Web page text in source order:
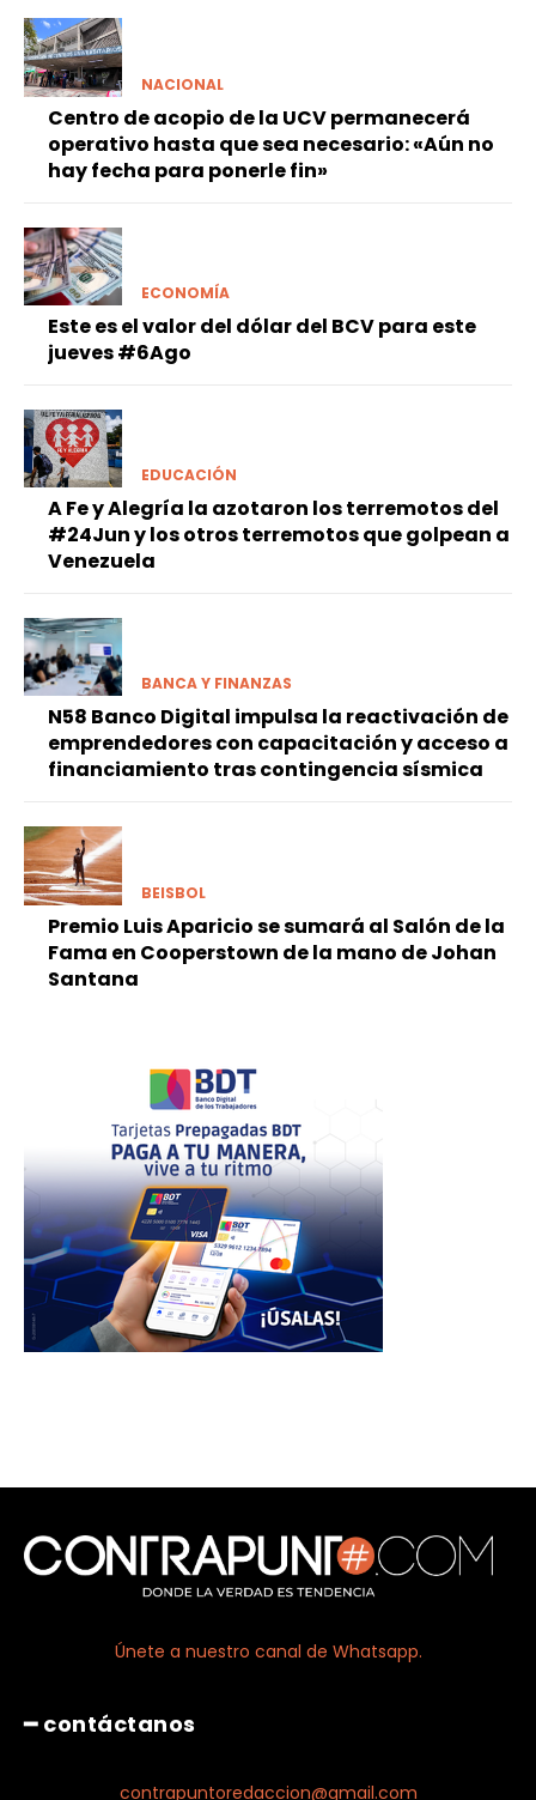
NACIONAL
Centro de acopio de la UCV permanecerá
operativo hasta que sea necesario: «Aún no
hay fecha para ponerle fin»
ECONOMÍA
Este es el valor del dólar del BCV para este
jueves #6Ago
EDUCACIÓN
A Fe y Alegría la azotaron los terremotos del
#24Jun y los otros terremotos que golpean a
Venezuela
BANCA Y FINANZAS
N58 Banco Digital impulsa la reactivación de
emprendedores con capacitación y acceso a
financiamiento tras contingencia sísmica
BEISBOL
Premio Luis Aparicio se sumará al Salón de la
Fama en Cooperstown de la mano de Johan
Santana
Únete a nuestro canal de Whatsapp.
━ contáctanos
contrapuntoredaccion@gmail.com